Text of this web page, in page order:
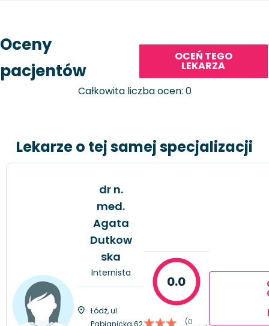
Oceny
pacjentów
OCEŃ TEGO
LEKARZA
Całkowita liczba ocen: 0
Lekarze o tej samej specjalizacji
dr n.
med.
Agata
Dutkow
ska
Internista
Łódź, ul.
Pabianicka 62,
0.0
(0